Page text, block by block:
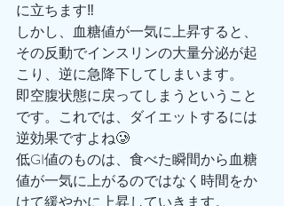
に立ちます‼️
しかし、血糖値が一気に上昇すると、
その反動でインスリンの大量分泌が起
こり、逆に急降下してしまいます。
即空腹状態に戻ってしまうということ
です。これでは、ダイエットするには
逆効果ですよね🥲
低GI値のものは、食べた瞬間から血糖
値が一気に上がるのではなく時間をか
けて緩やかに上昇していきます。